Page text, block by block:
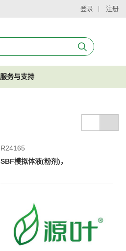
登录 注册
服务与支持
R24165
SBF模拟体液(粉剂)，